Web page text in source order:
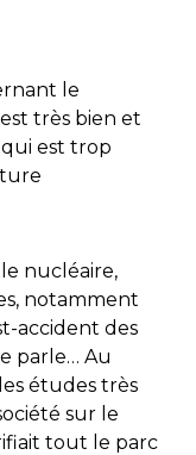
le
très bien et
est trop
nucléaire,
notamment
accident des
parle… Au
études très
sur le
tout le parc